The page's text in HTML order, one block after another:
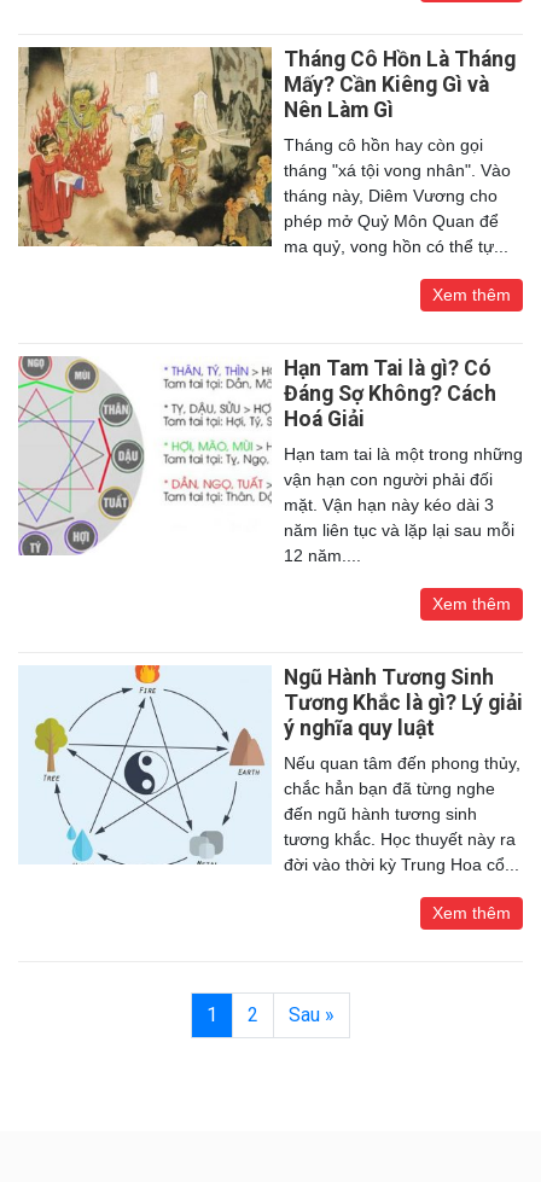
Tháng Cô Hồn Là Tháng
Mấy? Cần Kiêng Gì và
Nên Làm Gì
Tháng cô hồn hay còn gọi
tháng "xá tội vong nhân". Vào
tháng này, Diêm Vương cho
phép mở Quỷ Môn Quan để
ma quỷ, vong hồn có thể tự...
Xem thêm
Hạn Tam Tai là gì? Có
Đáng Sợ Không? Cách
Hoá Giải
Hạn tam tai là một trong những
vận hạn con người phải đối
mặt. Vận hạn này kéo dài 3
năm liên tục và lặp lại sau mỗi
12 năm....
Xem thêm
Ngũ Hành Tương Sinh
Tương Khắc là gì? Lý giải
ý nghĩa quy luật
Nếu quan tâm đến phong thủy,
chắc hẳn bạn đã từng nghe
đến ngũ hành tương sinh
tương khắc. Học thuyết này ra
đời vào thời kỳ Trung Hoa cổ...
Xem thêm
1 2 Sau »